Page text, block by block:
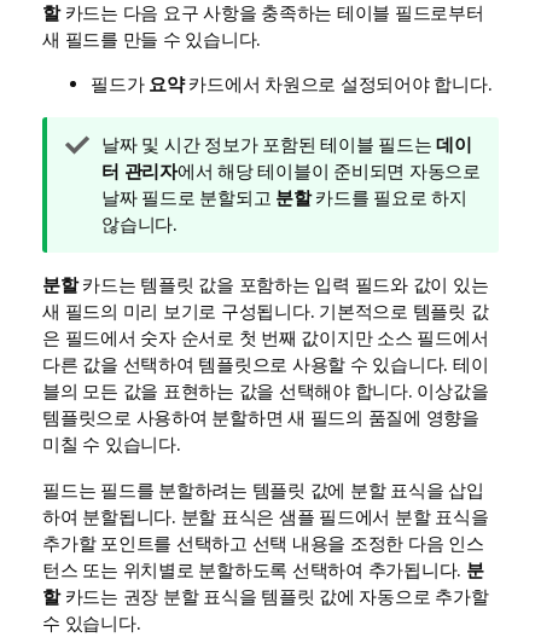
할카드는 다음 요구 사항을 충족하는 테이블 필드로부터
새 필드를 만들 수 있습니다.
필드가 요약카드에서 차원으로 설정되어야 합니다.
팁
메
모
날짜 및 시간 정보가 포함된 테이블 필드는 데이
터 관리자에서 해당 테이블이 준비되면 자동으로
날짜 필드로 분할되고 분할카드를 필요로 하지
않습니다.
분할카드는 템플릿 값을 포함하는 입력 필드와 값이 있는
새 필드의 미리 보기로 구성됩니다. 기본적으로 템플릿 값
은 필드에서 숫자 순서로 첫 번째 값이지만 소스 필드에서
다른 값을 선택하여 템플릿으로 사용할 수 있습니다. 테이
블의 모든 값을 표현하는 값을 선택해야 합니다. 이상값을
템플릿으로 사용하여 분할하면 새 필드의 품질에 영향을
미칠 수 있습니다.
필드는 필드를 분할하려는 템플릿 값에 분할 표식을 삽입
하여 분할됩니다. 분할 표식은 샘플 필드에서 분할 표식을
추가할 포인트를 선택하고 선택 내용을 조정한 다음 인스
턴스 또는 위치별로 분할하도록 선택하여 추가됩니다. 분
할카드는 권장 분할 표식을 템플릿 값에 자동으로 추가할
수 있습니다.